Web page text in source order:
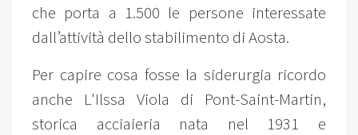
che porta a 1.500 le persone interessate
dall’attività dello stabilimento di Aosta.
Per capire cosa fosse la siderurgia ricordo
anche L'Ilssa Viola di Pont-Saint-Martin,
storica acciaieria nata nel 1931 e